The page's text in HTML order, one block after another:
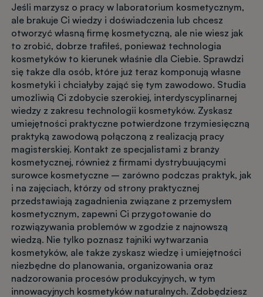
Jeśli marzysz o pracy w laboratorium kosmetycznym,
ale brakuje Ci wiedzy i doświadczenia lub chcesz
otworzyć własną firmę kosmetyczną, ale nie wiesz jak
to zrobić, dobrze trafiłeś, ponieważ technologia
kosmetyków to kierunek właśnie dla Ciebie. Sprawdzi
się także dla osób, które już teraz komponują własne
kosmetyki i chciałyby zająć się tym zawodowo. Studia
umożliwią Ci zdobycie szerokiej, interdyscyplinarnej
wiedzy z zakresu technologii kosmetyków. Zyskasz
umiejętności praktyczne potwierdzone trzymiesięczną
praktyką zawodową połączoną z realizacją pracy
magisterskiej. Kontakt ze specjalistami z branży
kosmetycznej, również z firmami dystrybuującymi
surowce kosmetyczne – zarówno podczas praktyk, jak
i na zajęciach, którzy od strony praktycznej
przedstawiają zagadnienia związane z przemysłem
kosmetycznym, zapewni Ci przygotowanie do
rozwiązywania problemów w zgodzie z najnowszą
wiedzą. Nie tylko poznasz tajniki wytwarzania
kosmetyków, ale także zyskasz wiedzę i umiejętności
niezbędne do planowania, organizowania oraz
nadzorowania procesów produkcyjnych, w tym
innowacyjnych kosmetyków naturalnych. Zdobędziesz